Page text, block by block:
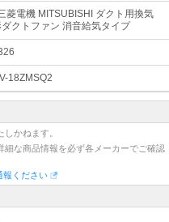
ージ記載の納期情報と異なる
くださいませ。
ない場合)
行して頂けます。(【但書】
る場合)
編集して頂けます。
る場合)
容をご連絡ください。当店
きます。
菱電機 MITSUBISHI ダクト用換気
クトファン 消音給気タイプ
18ZMSQ2
かねます。
な商品情報を必ず各メーカーでご確認
報ください